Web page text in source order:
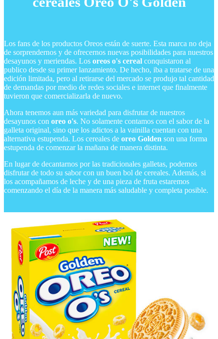
Los fans de los productos Oreos están de suerte. Esta marca no deja
de sorprendernos y de ofrecernos nuevas posibilidades para nuestros
desayunos y meriendas. Los oreos o's cereal conquistaron al
publico desde su primer lanzamiento. De hecho, iba a tratarse de una
edición limitada, pero al retirarse del mercado se produjo tal cantidad
de demandas por medio de redes sociales e internet que finalmente
tuvieron que comercializarla de nuevo.
Ahora tenemos aun más variedad para disfrutar de nuestros
desayunos con oreo o's. No solamente contamos con el sabor de la
galleta original, sino que los adictos a la vainilla cuentan con una
alternativa estupenda. Los cereales de oreo Golden son una forma
estupenda de comenzar la mañana de manera distinta.
En lugar de decantarnos por las tradicionales galletas, podemos
disfrutar de todo su sabor con un buen bol de cereales. Además, si
los acompañamos de leche y de una pieza de fruta estaremos
comenzando el día de la manera más saludable y completa posible.